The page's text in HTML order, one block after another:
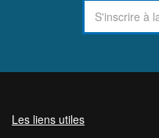
Les liens utiles